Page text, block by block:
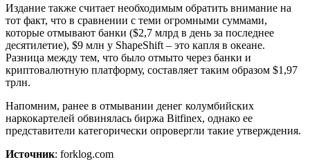
Издание также считает необходимым обратить внимание на
тот факт, что в сравнении с теми огромными суммами,
которые отмывают банки ($2,7 млрд в день за последнее
десятилетие), $9 млн у ShapeShift – это капля в океане.
Разница между тем, что было отмыто через банки и
криптовалютную платформу, составляет таким образом $1,97
трлн.
Напомним, ранее в отмывании денег колумбийских
наркокартелей обвинялась биржа Bitfinex, однако ее
представители категорически опровергли такие утверждения.
Источник: forklog.com